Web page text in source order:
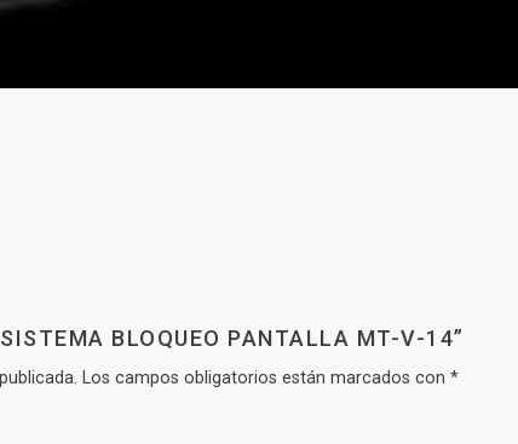
BLOQUEO PANTALLA MT-V-14”
Los campos obligatorios están marcados con *